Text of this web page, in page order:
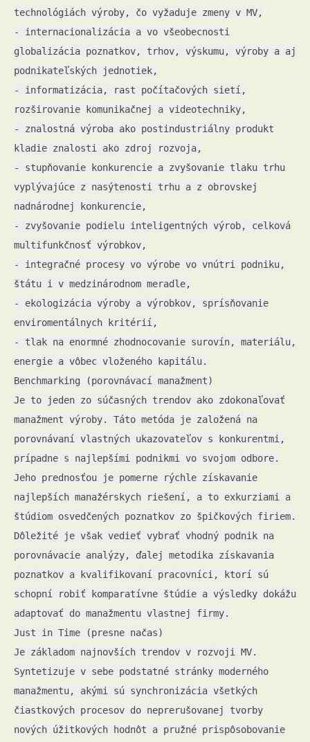
technológiách výroby, čo vyžaduje zmeny v MV,
- internacionalizácia a vo všeobecnosti
globalizácia poznatkov, trhov, výskumu, výroby a aj
podnikateľských jednotiek,
- informatizácia, rast počítačových sietí,
rozširovanie komunikačnej a videotechniky,
- znalostná výroba ako postindustriálny produkt
kladie znalosti ako zdroj rozvoja,
- stupňovanie konkurencie a zvyšovanie tlaku trhu
vyplývajúce z nasýtenosti trhu a z obrovskej
nadnárodnej konkurencie,
- zvyšovanie podielu inteligentných výrob, celková
multifunkčnosť výrobkov,
- integračné procesy vo výrobe vo vnútri podniku,
štátu i v medzinárodnom meradle,
- ekologizácia výroby a výrobkov, sprísňovanie
enviromentálnych kritérií,
- tlak na enormné zhodnocovanie surovín, materiálu,
energie a vôbec vloženého kapitálu.
Benchmarking (porovnávací manažment)
Je to jeden zo súčasných trendov ako zdokonaľovať
manažment výroby. Táto metóda je založená na
porovnávaní vlastných ukazovateľov s konkurentmi,
prípadne s najlepšími podnikmi vo svojom odbore.
Jeho prednosťou je pomerne rýchle získavanie
najlepších manažérskych riešení, a to exkurziami a
štúdiom osvedčených poznatkov zo špičkových firiem.
Dôležité je však vedieť vybrať vhodný podnik na
porovnávacie analýzy, ďalej metodika získavania
poznatkov a kvalifikovaní pracovníci, ktorí sú
schopní robiť komparatívne štúdie a výsledky dokážu
adaptovať do manažmentu vlastnej firmy.
Just in Time (presne načas)
Je základom najnovších trendov v rozvoji MV.
Syntetizuje v sebe podstatné stránky moderného
manažmentu, akými sú synchronizácia všetkých
čiastkových procesov do neprerušovanej tvorby
nových úžitkových hodnôt a pružné prispôsobovanie